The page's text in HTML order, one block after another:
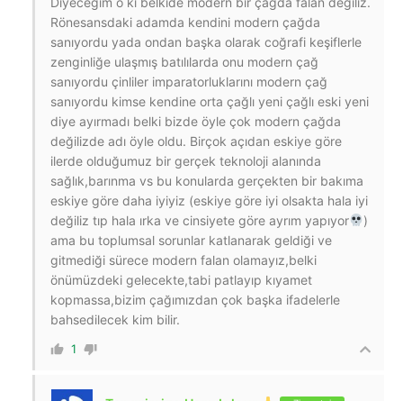
Rönesansdaki adamda kendini modern çağda
sanıyordu yada ondan başka olarak coğrafi keşiflerle
zenginliğe ulaşmış batılılarda onu modern çağ
sanıyordu çinliler imparatorluklarını modern çağ
sanıyordu kimse kendine orta çağlı yeni çağlı eski yeni
diye ayırmadı belki bizde öyle çok modern çağda
değilizde adı öyle oldu. Birçok açıdan eskiye göre
ilerde olduğumuz bir gerçek teknoloji alanında
sağlık,barınma vs bu konularda gerçekten bir bakıma
eskiye göre daha iyiyiz (eskiye göre iyi olsakta hala iyi
değiliz tıp hala ırka ve cinsiyete göre ayrım yapıyor
)
ama bu toplumsal sorunlar katlanarak geldiği ve
gitmediği sürece modern falan olamayız,belki
önümüzdeki gelecekte,tabi patlayıp kıyamet
kopmassa,bizim çağımızdan çok başka ifadelerle
bahsedilecek kim bilir.
1